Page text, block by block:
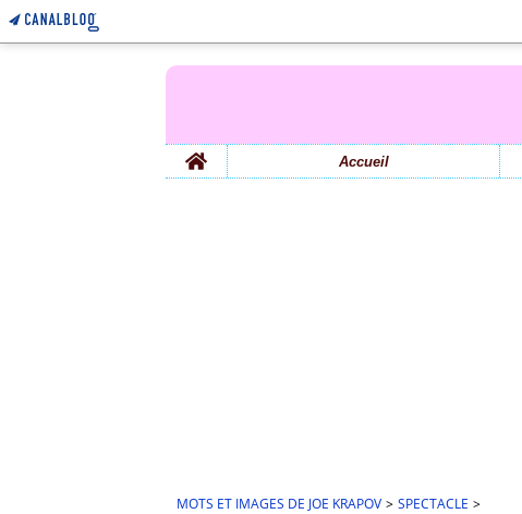
Home
Accueil
MOTS ET IMAGES DE JOE KRAPOV > SPECTACLE >